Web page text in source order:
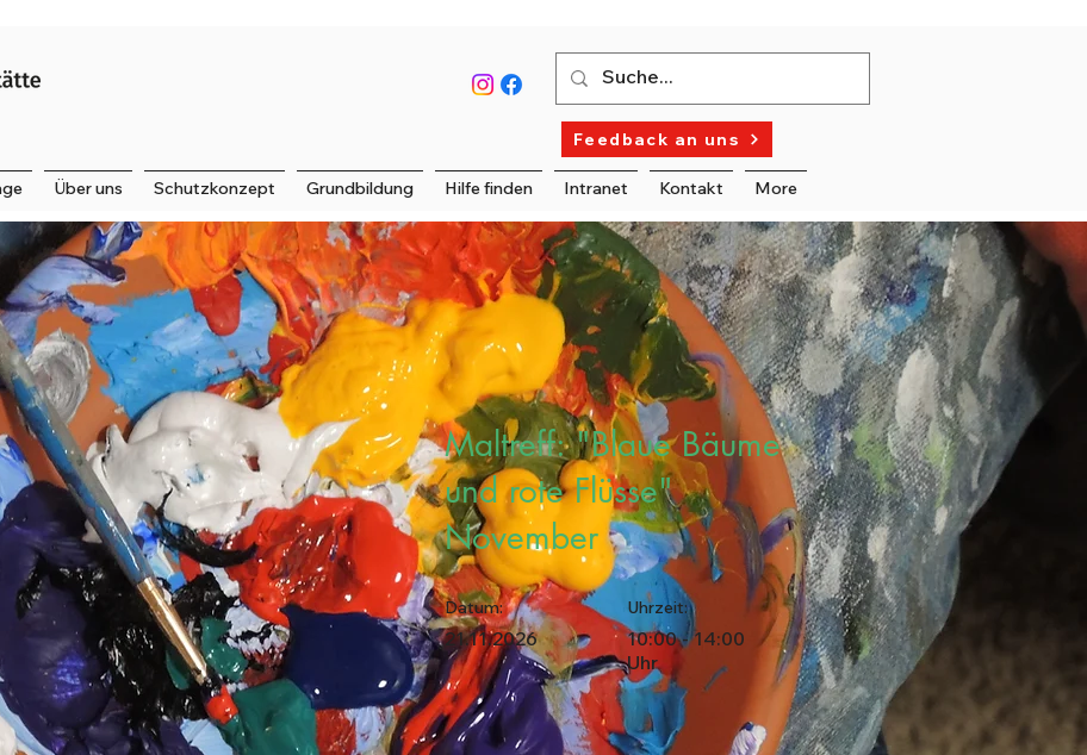
Feedback an uns
Über uns Schutzkonzept Grundbildung Hilfe finden Intranet Kontakt More
Maltreff: "Blaue Bäume
und rote Flüsse"
November
Datum:
21.11.2026
Uhrzeit:
10:00 - 14:00
Uhr